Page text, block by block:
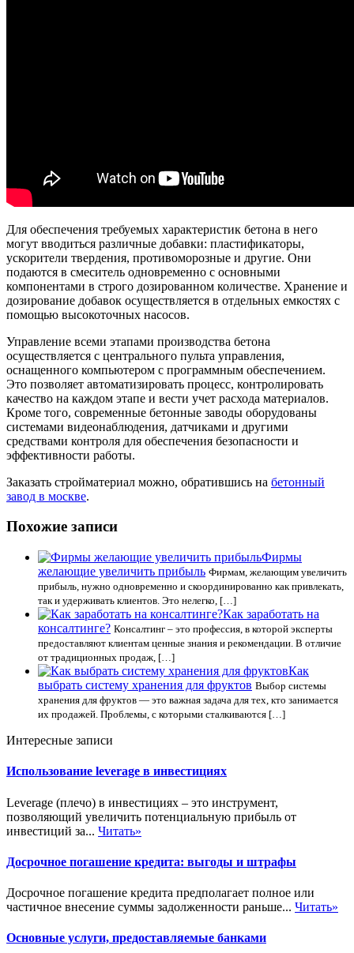
Для обеспечения требуемых характеристик бетона в него
могут вводиться различные добавки: пластификаторы,
ускорители твердения, противоморозные и другие. Они
подаются в смеситель одновременно с основными
компонентами в строго дозированном количестве. Хранение и
дозирование добавок осуществляется в отдельных емкостях с
помощью высокоточных насосов.
Управление всеми этапами производства бетона
осуществляется с центрального пульта управления,
оснащенного компьютером с программным обеспечением.
Это позволяет автоматизировать процесс, контролировать
качество на каждом этапе и вести учет расхода материалов.
Кроме того, современные бетонные заводы оборудованы
системами видеонаблюдения, датчиками и другими
средствами контроля для обеспечения безопасности и
эффективности работы.
Заказать стройматериал можно, обратившись на бетонный
завод в москве.
Похожие записи
Фирмы
желающие увеличить прибыль Фирмам, желающим увеличить
прибыль, нужно одновременно и скоординированно как привлекать,
так и удерживать клиентов. Это нелегко, […]
Как заработать на
консалтинге? Консалтинг – это профессия, в которой эксперты
предоставляют клиентам ценные знания и рекомендации. В отличие
от традиционных продаж, […]
Как
выбрать систему хранения для фруктов Выбор системы
хранения для фруктов — это важная задача для тех, кто занимается
их продажей. Проблемы, с которыми сталкиваются […]
Интересные записи
Использование leverage в инвестициях
Leverage (плечо) в инвестициях – это инструмент,
позволяющий увеличить потенциальную прибыль от
инвестиций за... Читать»
Досрочное погашение кредита: выгоды и штрафы
Досрочное погашение кредита предполагает полное или
частичное внесение суммы задолженности раньше... Читать»
Основные услуги, предоставляемые банками